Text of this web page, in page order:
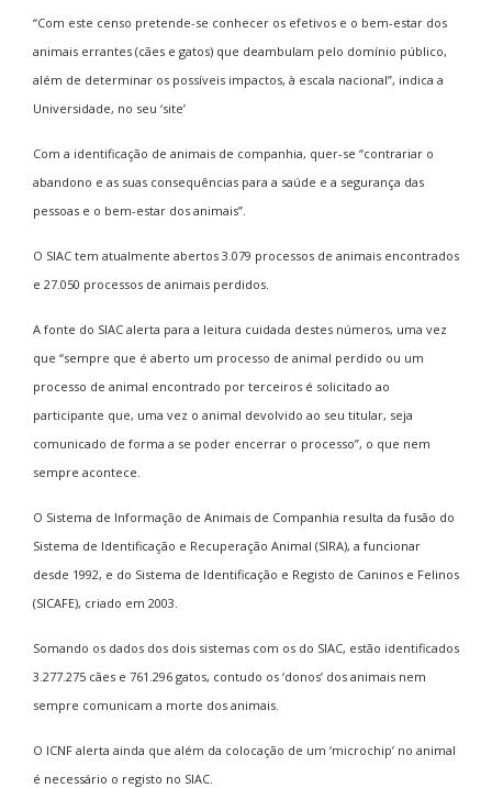
“Com este censo pretende-se conhecer os efetivos e o bem-estar dos
animais errantes (cães e gatos) que deambulam pelo domínio público,
além de determinar os possíveis impactos, à escala nacional”, indica a
Universidade, no seu ‘site’
Com a identificação de animais de companhia, quer-se “contrariar o
abandono e as suas consequências para a saúde e a segurança das
pessoas e o bem-estar dos animais”.
O SIAC tem atualmente abertos 3.079 processos de animais encontrados
e 27.050 processos de animais perdidos.
A fonte do SIAC alerta para a leitura cuidada destes números, uma vez
que “sempre que é aberto um processo de animal perdido ou um
processo de animal encontrado por terceiros é solicitado ao
participante que, uma vez o animal devolvido ao seu titular, seja
comunicado de forma a se poder encerrar o processo”, o que nem
sempre acontece.
O Sistema de Informação de Animais de Companhia resulta da fusão do
Sistema de Identificação e Recuperação Animal (SIRA), a funcionar
desde 1992, e do Sistema de Identificação e Registo de Caninos e Felinos
(SICAFE), criado em 2003.
Somando os dados dos dois sistemas com os do SIAC, estão identificados
3.277.275 cães e 761.296 gatos, contudo os ‘donos’ dos animais nem
sempre comunicam a morte dos animais.
O ICNF alerta ainda que além da colocação de um ‘microchip’ no animal
é necessário o registo no SIAC.